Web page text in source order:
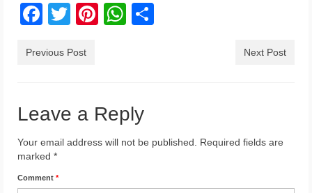
Facebook
TwitterPinterest
WhatsApp
Previous Post Next Post
Leave a Reply
Your email address will not be published.
Required fields are
marked *
Comment *